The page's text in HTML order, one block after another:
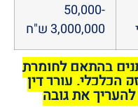
50,000-
3,000,000 ש"ח
בהתאם לחומרת
הכלכלי. עורך דין
את גובה